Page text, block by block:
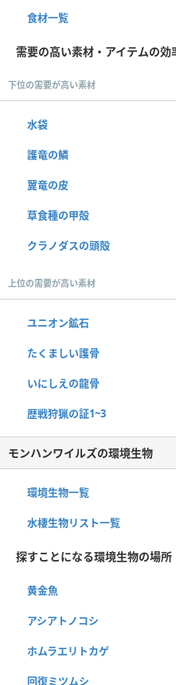
食材一覧
需要の高い素材・アイテムの効
下位の需要が高い素材
水袋
護竜の鱗
翼竜の皮
草食種の甲殻
クラノダスの頭殻
上位の需要が高い素材
ユニオン鉱石
たくましい護骨
いにしえの龍骨
歴戦狩猟の証1~3
モンハンワイルズの環境生物
環境生物一覧
水棲生物リスト一覧
探すことになる環境生物の場所
黄金魚
アシアトノコシ
ホムラエリトカゲ
回復ミツムシ